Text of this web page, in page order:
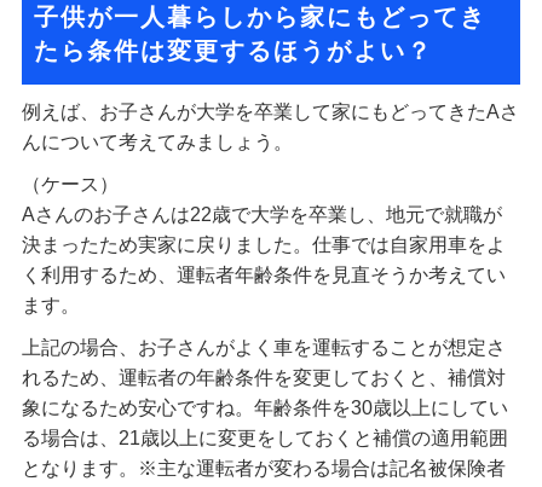
子供が一人暮らしから家にもどってき
たら条件は変更するほうがよい？
例えば、お子さんが大学を卒業して家にもどってきたAさ
んについて考えてみましょう。
（ケース）
Aさんのお子さんは22歳で大学を卒業し、地元で就職が
決まったため実家に戻りました。仕事では自家用車をよ
く利用するため、運転者年齢条件を見直そうか考えてい
ます。
上記の場合、お子さんがよく車を運転することが想定さ
れるため、運転者の年齢条件を変更しておくと、補償対
象になるため安心ですね。年齢条件を30歳以上にしてい
る場合は、21歳以上に変更をしておくと補償の適用範囲
となります。※主な運転者が変わる場合は記名被保険者